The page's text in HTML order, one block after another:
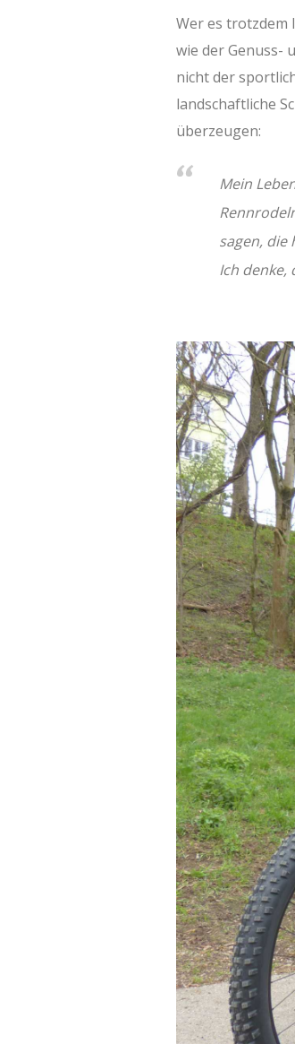
Wer es trotzdem
wie der Genuss-
nicht der
landschaftliche
überzeugen:
Mein
sagen, die
Ich denke,